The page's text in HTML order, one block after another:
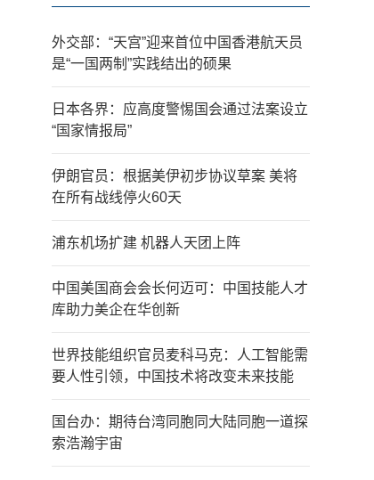
外交部：“天宫”迎来首位中国香港航天员
是“一国两制”实践结出的硕果
日本各界：应高度警惕国会通过法案设立
“国家情报局”
伊朗官员：根据美伊初步协议草案 美将
在所有战线停火60天
浦东机场扩建 机器人天团上阵
中国美国商会会长何迈可：中国技能人才
库助力美企在华创新
世界技能组织官员麦科马克：人工智能需
要人性引领，中国技术将改变未来技能
国台办：期待台湾同胞同大陆同胞一道探
索浩瀚宇宙